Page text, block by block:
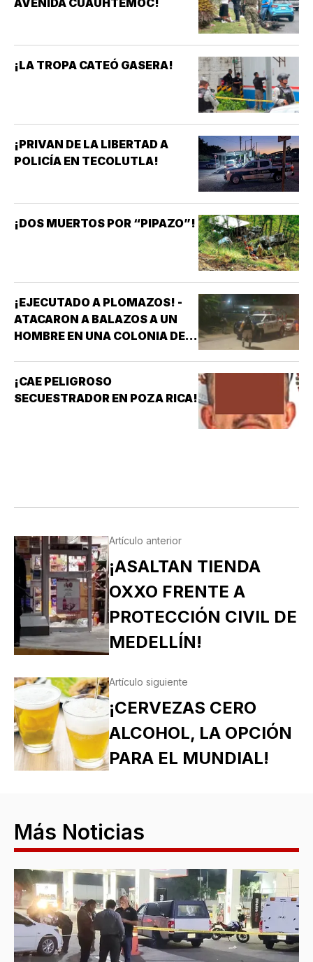
¡LA TROPA CATEÓ GASERA!
¡PRIVAN DE LA LIBERTAD A
POLICÍA EN TECOLUTLA!
¡DOS MUERTOS POR “PIPAZO”!
¡EJECUTADO A PLOMAZOS! -
ATACARON A BALAZOS A UN
HOMBRE EN UNA COLONIA DE
¡CAE PELIGROSO
SECUESTRADOR EN POZA RICA!
Artículo anterior
¡ASALTAN TIENDA
OXXO FRENTE A
PROTECCIÓN CIVIL DE
MEDELLÍN!
Artículo siguiente
¡CERVEZAS CERO
ALCOHOL, LA OPCIÓN
PARA EL MUNDIAL!
Más Noticias